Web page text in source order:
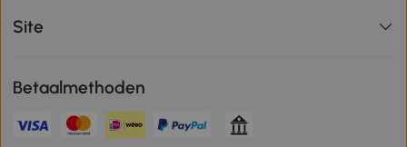
Site
Betaalmethoden